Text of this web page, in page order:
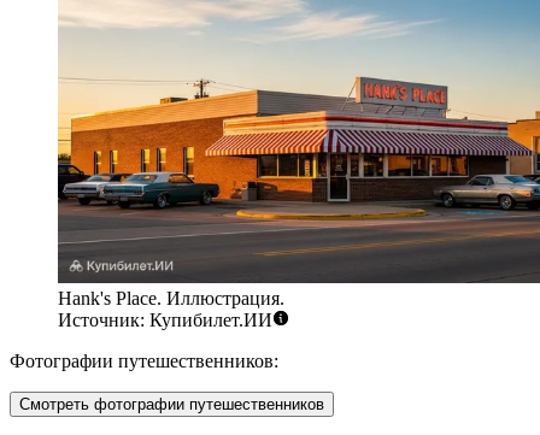
Hank's Place. Иллюстрация.
Источник: Купибилет.ИИ
Фотографии путешественников:
Смотреть фотографии путешественников